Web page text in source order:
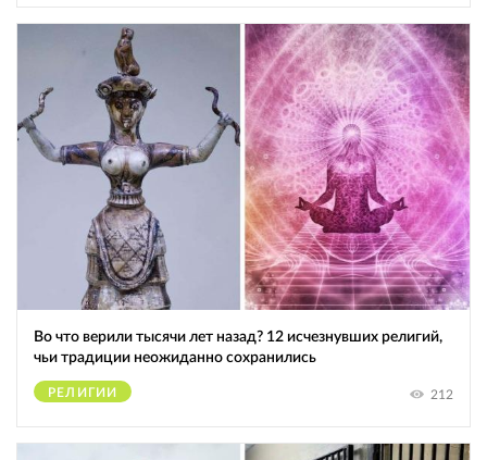
Во что верили тысячи лет назад? 12 исчезнувших религий,
чьи традиции неожиданно сохранились
РЕЛИГИИ 212